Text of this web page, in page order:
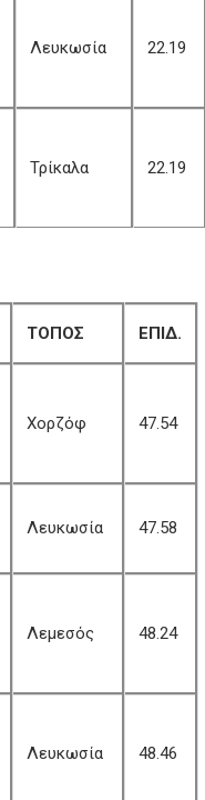
Λευκωσία 22.19
Τρίκαλα 22.19
ΤΟΠΟΣ ΕΠΙΔ.
Χορζόφ 47.54
Λευκωσία 47.58
Λεμεσός 48.24
Λευκωσία 48.46